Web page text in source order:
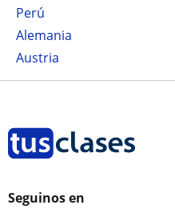
Perú
Alemania
Austria
Seguinos en